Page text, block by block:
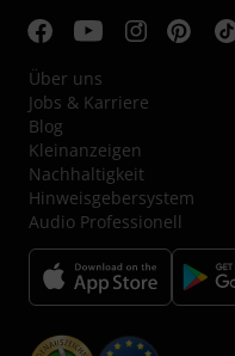
Über uns
Jobs & Karriere
Blog
Kleinanzeigen
Nachhaltigkeit
Hinweisgebersystem
Audio Professionell